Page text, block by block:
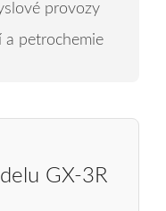
provozy
a petrochemie
GX‑3R